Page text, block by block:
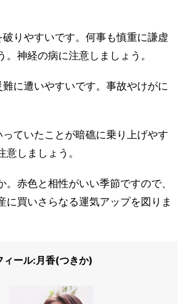
りやすいです。何事も慎重に謙虚
。神経の病に注意しましょう。
に遭いやすいです。事故やけがに
ていたことが暗礁に乗り上げやす
意しましょう。
。赤色と相性がいい季節ですので、
に買いさらなる運気アップを図りま
ィール:月香(つきか)